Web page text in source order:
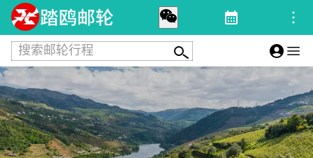
搜索邮轮行程